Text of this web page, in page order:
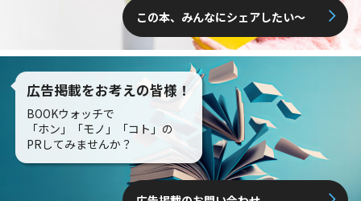
この本、みんなにシェアしたい〜
広告掲載をお考えの皆様！
BOOKウォッチで
「ホン」「モノ」「コト」の
PRしてみませんか？